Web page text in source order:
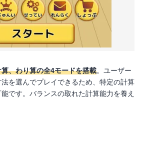
、わり算の全4モードを搭載。ユーザー
を選んでプレイできるため、特定の計算
です。バランスの取れた計算能力を養え